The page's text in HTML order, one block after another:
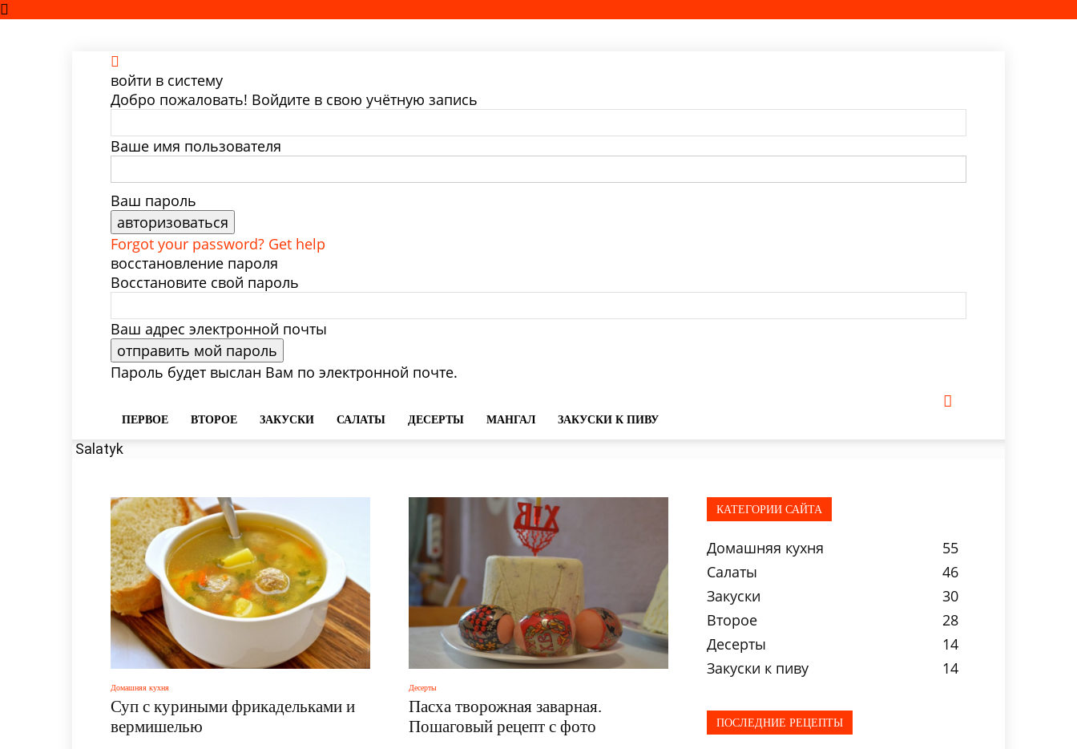
войти в систему
Добро пожаловать! Войдите в свою учётную запись
Ваше имя пользователя
Ваш пароль
Forgot your password? Get help
восстановление пароля
Восстановите свой пароль
Ваш адрес электронной почты
Пароль будет выслан Вам по электронной почте.
ПЕРВОЕ ВТОРОЕ ЗАКУСКИ САЛАТЫ ДЕСЕРТЫ МАНГАЛ ЗАКУСКИ К ПИВУ
Salatyk
Домашняя кухня
Суп с куриными фрикадельками и
вермишелью
Десерты
Пасха творожная заварная.
Пошаговый рецепт с фото
КАТЕГОРИИ САЙТА
Домашняя кухня
55
Салаты
46
Закуски
30
Второе
28
Десерты
14
Закуски к пиву
14
ПОСЛЕДНИЕ РЕЦЕПТЫ